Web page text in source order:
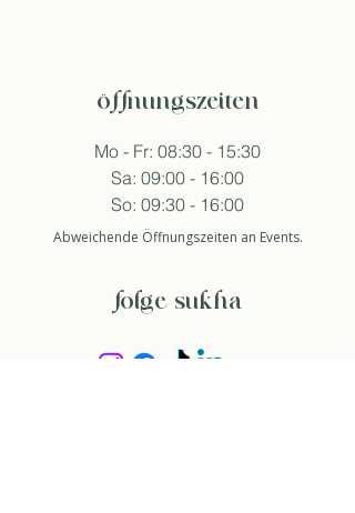
öffnungszeiten
Mo - Fr: 08:30 - 15:30
Sa: 09:00 - 16:00
So: 09:30 - 16:00
Abweichende Öffnungszeiten an Events.
folge sukha